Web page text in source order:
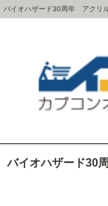
バイオハザード30周年 アクリル
バイオハザード30